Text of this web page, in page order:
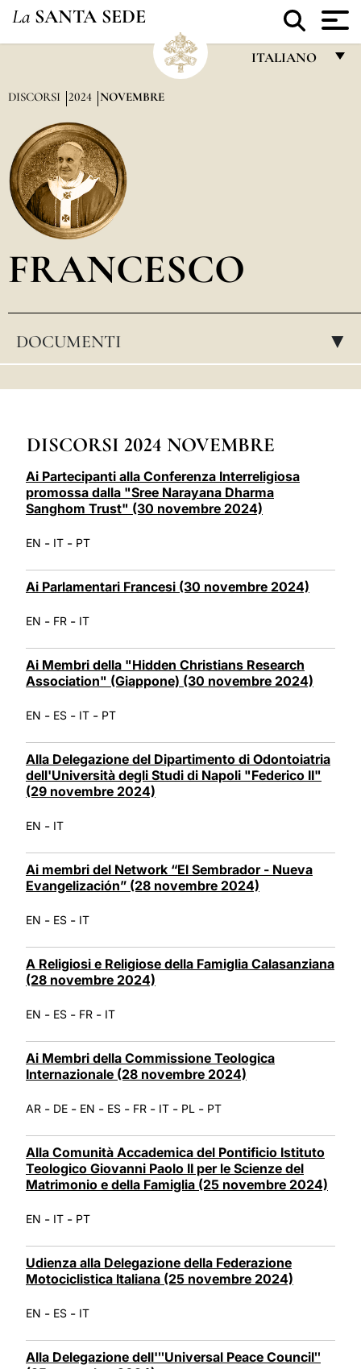
La SANTA SEDE
ITALIANO
العربيّة
DISCORSI 2024 NOVEMBRE
FRANCESCO
DOCUMENTI ▸
DISCORSI 2024 NOVEMBRE
Ai Partecipanti alla Conferenza Interreligiosa
promossa dalla "Sree Narayana Dharma
Sanghom Trust" (30 novembre 2024)
EN - IT - PT
Ai Parlamentari Francesi (30 novembre 2024)
EN - FR - IT
Ai Membri della "Hidden Christians Research
Association" (Giappone) (30 novembre 2024)
EN - ES - IT - PT
Alla Delegazione del Dipartimento di Odontoiatria
dell'Università degli Studi di Napoli "Federico II"
(29 novembre 2024)
EN - IT
Ai membri del Network “El Sembrador - Nueva
Evangelización” (28 novembre 2024)
EN - ES - IT
A Religiosi e Religiose della Famiglia Calasanziana
(28 novembre 2024)
EN - ES - FR - IT
Ai Membri della Commissione Teologica
Internazionale (28 novembre 2024)
AR - DE - EN - ES - FR - IT - PL - PT
Alla Comunità Accademica del Pontificio Istituto
Teologico Giovanni Paolo II per le Scienze del
Matrimonio e della Famiglia (25 novembre 2024)
EN - IT - PT
Udienza alla Delegazione della Federazione
Motociclistica Italiana (25 novembre 2024)
EN - ES - IT
Alla Delegazione dell'ʺUniversal Peace Councilʺ